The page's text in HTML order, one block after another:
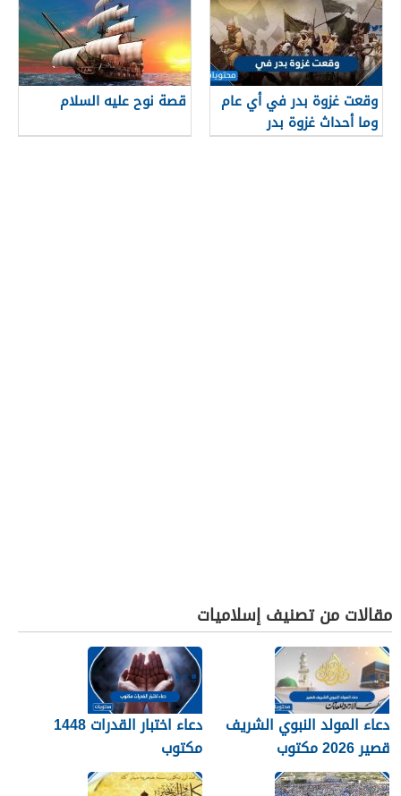
وقعت غزوة بدر في أي عام
وما أحداث غزوة بدر
قصة نوح عليه السلام
مقالات من تصنيف إسلاميات
دعاء المولد النبوي الشريف
قصير 2026 مكتوب
دعاء اختبار القدرات 1448
مكتوب